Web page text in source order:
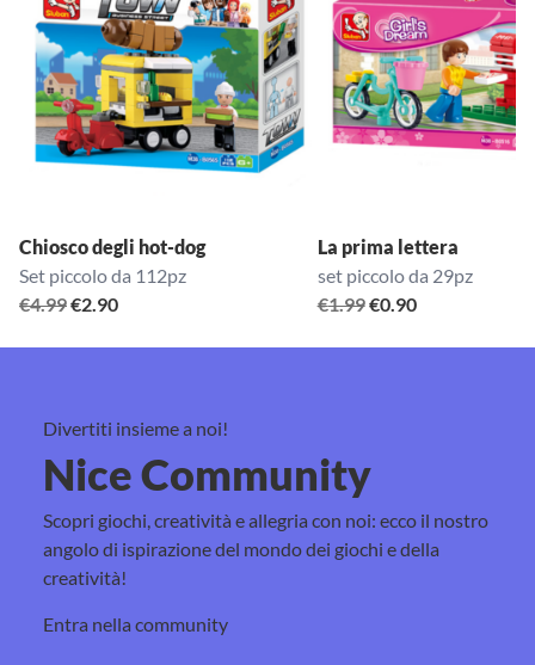
Chiosco degli hot-dog
Set piccolo da 112pz
€4.99Il
€2.90Il
La prima lettera
set piccolo da 29pz
€1.99Il
€0.90Il
Divertiti insieme a noi!
Nice Community
Scopri giochi, creatività e allegria con noi: ecco il nostro
angolo di ispirazione del mondo dei giochi e della
creatività!
Entra nella community